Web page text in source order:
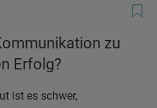
zu
Erfolg?
ist es schwer,